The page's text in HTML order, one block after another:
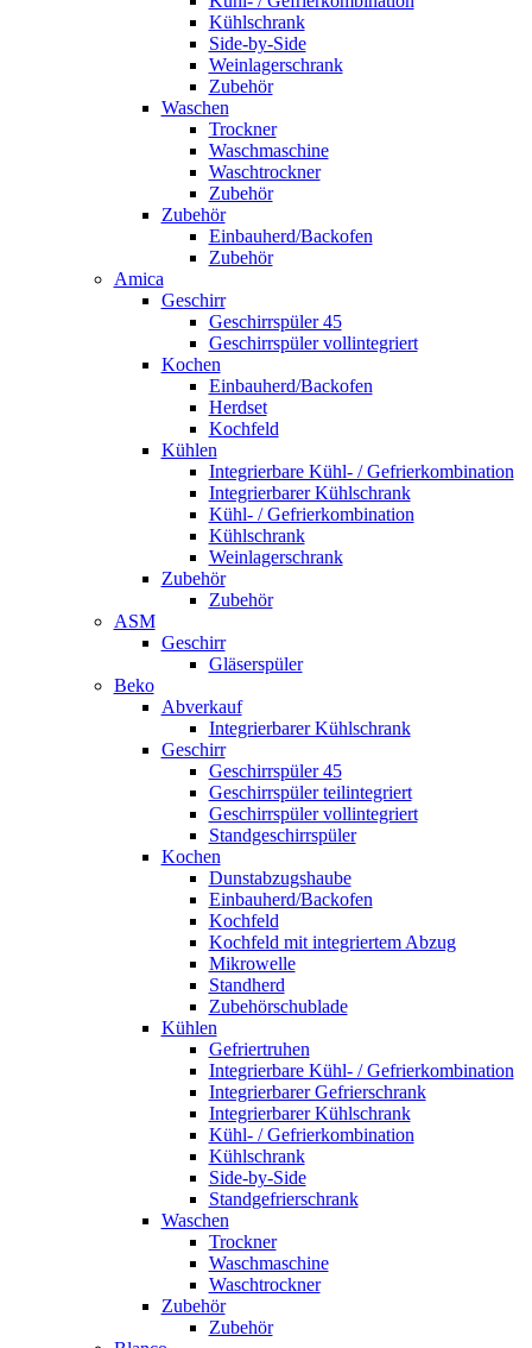
Kühlschrank
Side-by-Side
Weinlagerschrank
Zubehör
Waschen
Trockner
Waschmaschine
Waschtrockner
Zubehör
Zubehör
Einbauherd/Backofen
Zubehör
Amica
Geschirr
Geschirrspüler 45
Geschirrspüler vollintegriert
Kochen
Einbauherd/Backofen
Herdset
Kochfeld
Kühlen
Integrierbare Kühl- / Gefrierkombination
Integrierbarer Kühlschrank
Kühl- / Gefrierkombination
Kühlschrank
Weinlagerschrank
Zubehör
Zubehör
ASM
Geschirr
Gläserspüler
Beko
Abverkauf
Integrierbarer Kühlschrank
Geschirr
Geschirrspüler 45
Geschirrspüler teilintegriert
Geschirrspüler vollintegriert
Standgeschirrspüler
Kochen
Dunstabzugshaube
Einbauherd/Backofen
Kochfeld
Kochfeld mit integriertem Abzug
Mikrowelle
Standherd
Zubehörschublade
Kühlen
Gefriertruhen
Integrierbare Kühl- / Gefrierkombination
Integrierbarer Gefrierschrank
Integrierbarer Kühlschrank
Kühl- / Gefrierkombination
Kühlschrank
Side-by-Side
Standgefrierschrank
Waschen
Trockner
Waschmaschine
Waschtrockner
Zubehör
Zubehör